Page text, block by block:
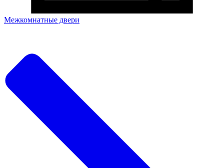
Межкомнатные двери